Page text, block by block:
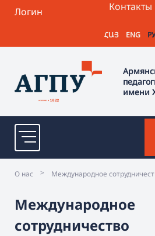
Логин Контакты
ՀԱՅ ENG
имени
О нас > Международное
Международное
сотрудничество